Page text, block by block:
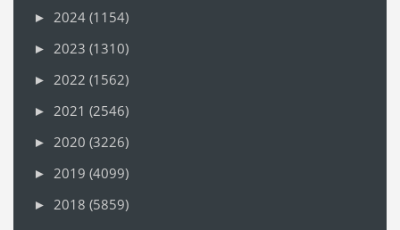
► 2024 (1154)
► 2023 (1310)
► 2022 (1562)
► 2021 (2546)
► 2020 (3226)
► 2019 (4099)
► 2018 (5859)